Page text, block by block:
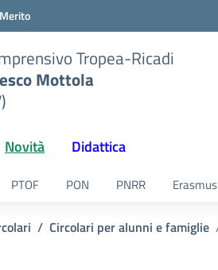
Tropea-Ricadi
Mottola
Novità Didattica
PTOF PON PNRR Erasmus
Circolari per alunni e famiglie